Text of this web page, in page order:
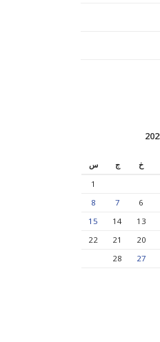
خ ج
س
1
6
7
8
13
14
15
20
21
22
27
28